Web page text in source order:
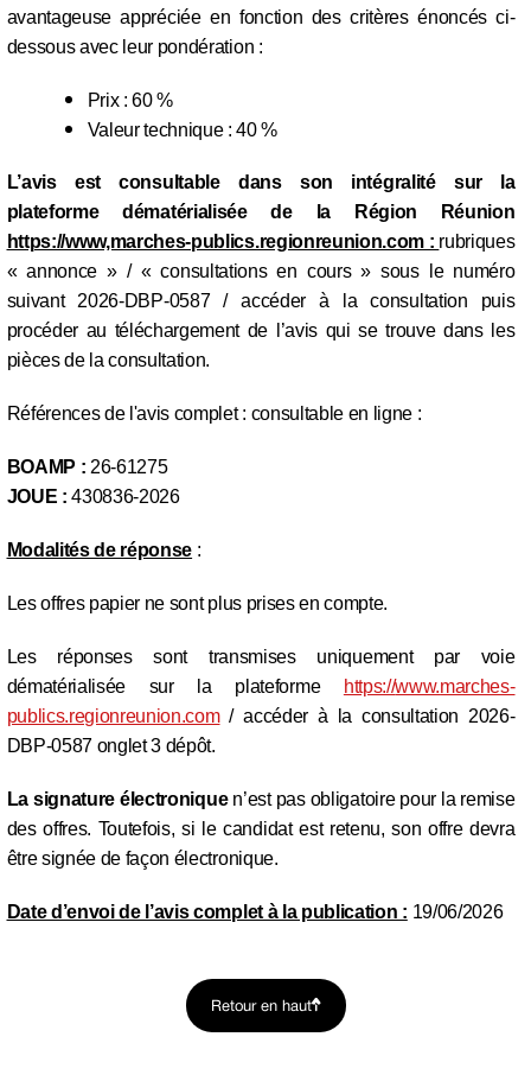
avantageuse appréciée en fonction des critères énoncés ci-
dessous avec leur pondération :
Prix : 60 %
Valeur technique : 40 %
L’avis est consultable dans son intégralité sur la
plateforme dématérialisée de la Région Réunion
https://www,marches-publics.regionreunion.com : rubriques
« annonce » / « consultations en cours » sous le numéro
suivant 2026-DBP-0587 / accéder à la consultation puis
procéder au téléchargement de l’avis qui se trouve dans les
pièces de la consultation.
Références de l'avis complet : consultable en ligne :
BOAMP : 26-61275
JOUE :430836-2026
Modalités de réponse :
Les offres papier ne sont plus prises en compte.
Les réponses sont transmises uniquement par voie
dématérialisée sur la plateforme
https://www.marches-
publics.regionreunion.com/ accéder à la consultation 2026-
DBP-0587 onglet 3 dépôt.
La signature électronique n’est pas obligatoire pour la remise
des offres. Toutefois, si le candidat est retenu, son offre devra
être signée de façon électronique.
Date d’envoi de l’avis complet à la publication : 19/06/2026
Retour en haut